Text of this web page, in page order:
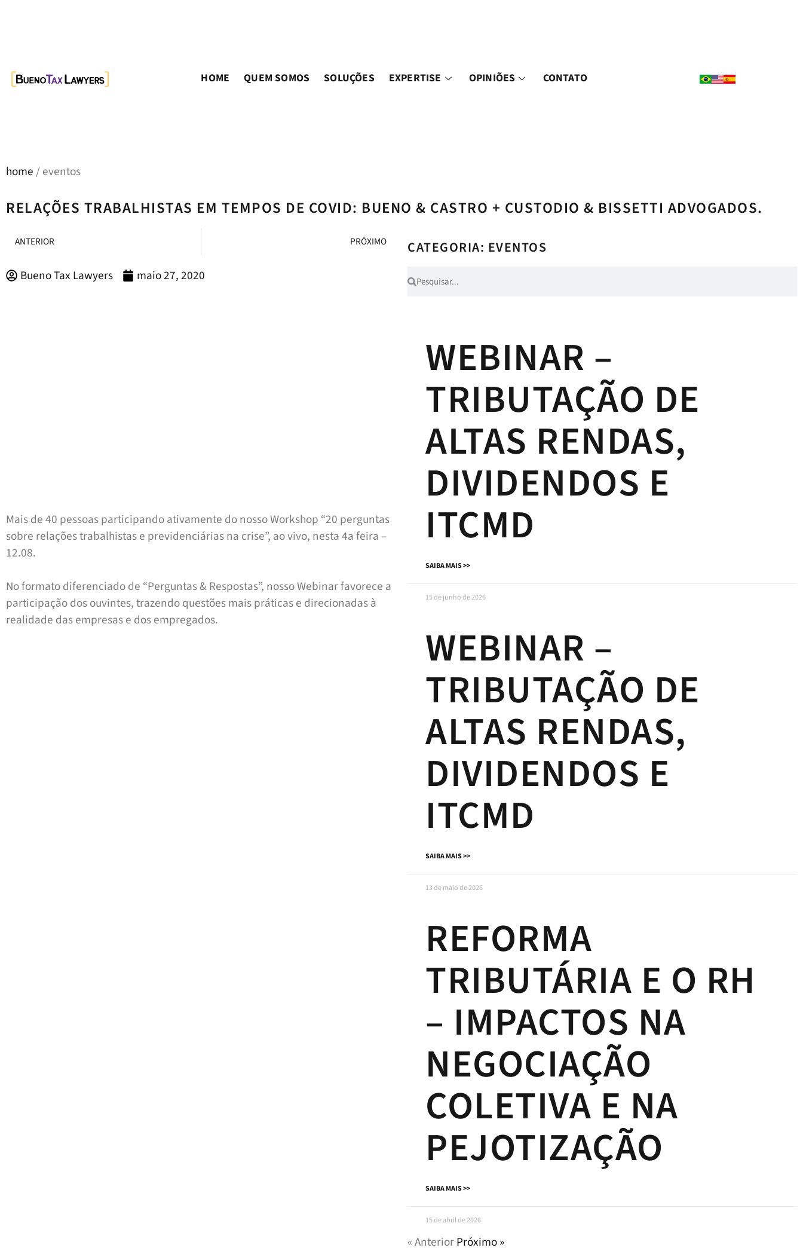
HOME QUEM SOMOS SOLUÇÕES EXPERTISE OPINIÕES CONTATO
home/ eventos
RELAÇÕES TRABALHISTAS EM TEMPOS DE COVID: BUENO & CASTRO + CUSTODIO & BISSETTI ADVOGADOS.
ANTERIOR PRÓXIMO
Bueno Tax Lawyers maio 27, 2020
Mais de 40 pessoas participando ativamente do nosso Workshop “20 perguntas
sobre relações trabalhistas e previdenciárias na crise”, ao vivo, nesta 4a feira –
12.08.
No formato diferenciado de “Perguntas & Respostas”, nosso Webinar favorece a
participação dos ouvintes, trazendo questões mais práticas e direcionadas à
realidade das empresas e dos empregados.
CATEGORIA: EVENTOS
WEBINAR –
TRIBUTAÇÃO DE
ALTAS RENDAS,
DIVIDENDOS E
ITCMD
SAIBA MAIS >>
15 de junho de 2026
WEBINAR –
TRIBUTAÇÃO DE
ALTAS RENDAS,
DIVIDENDOS E
ITCMD
SAIBA MAIS >>
13 de maio de 2026
REFORMA
TRIBUTÁRIA E O RH
– IMPACTOS NA
NEGOCIAÇÃO
COLETIVA E NA
PEJOTIZAÇÃO
SAIBA MAIS >>
15 de abril de 2026
« AnteriorPróximo »